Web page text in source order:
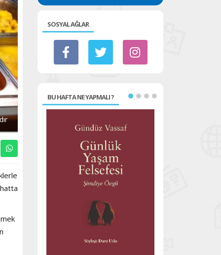
SOSYAL AĞLAR
BU HAFTA NE YAPMALI ?